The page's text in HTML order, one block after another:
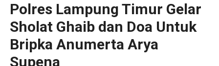
Polres Lampung Timur Gelar
Sholat Ghaib dan Doa Untuk
Bripka Anumerta Arya
Supena